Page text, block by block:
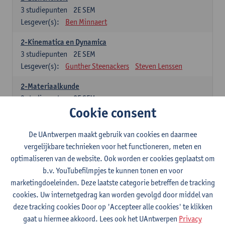
2E SEM
3 studiepunten
Lesgever(s):
Ben Minnaert
2-Kinematica en Dynamica
2E SEM
3 studiepunten
Lesgever(s):
Gunther Steenackers Steven Lenssen
2-Materiaalkunde
2E SEM
3studiepunten
Linda Beenaerts
2-Wiskunde
2E SEM
studiepunten
Lesgever(s):
Rudi Penne Jeffrey Cornelis
Kris Annaert
Stijn Dierckx
Annelies Fabri
Senne Ignoul
Specifiek deel
15 studiepunten
Cookie consent
De UAntwerpen maakt gebruik van cookies en daarmee
vergelijkbare technieken voor het functioneren, meten en
optimaliseren van de website. Ook worden er cookies geplaatst om
b.v. YouTubefilmpjes te kunnen tonen en voor
marketingdoeleinden. Deze laatste categorie betreffen de tracking
cookies. Uw internetgedrag kan worden gevolgd door middel van
deze tracking cookies Door op 'Accepteer alle cookies' te klikken
gaat u hiermee akkoord. Lees ook het UAntwerpen Privacy